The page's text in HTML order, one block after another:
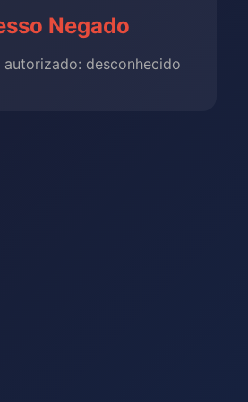
Negado
autorizado: desconhecido